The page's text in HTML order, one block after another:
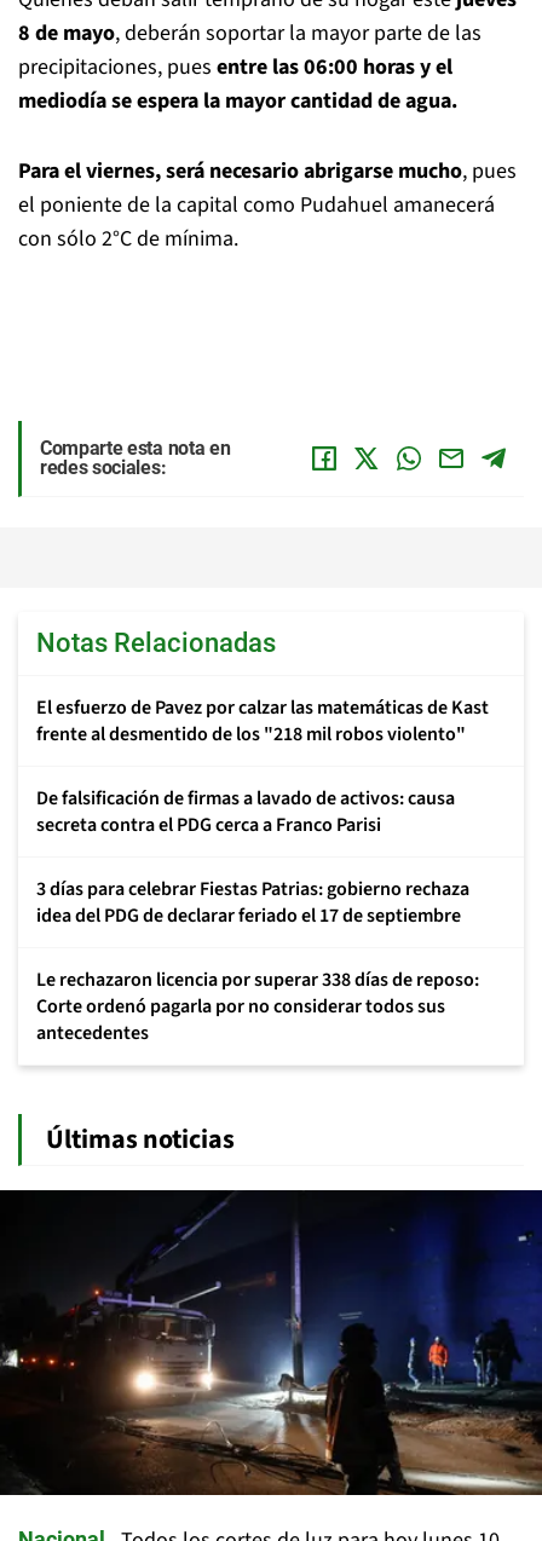
8 de mayo, deberán soportar la mayor parte de las
precipitaciones, pues entre las 06:00 horas y el
mediodía se espera la mayor cantidad de agua.
Para el viernes, será necesario abrigarse mucho, pues
el poniente de la capital como Pudahuel amanecerá
con sólo 2°C de mínima.
Comparte esta nota en
redes sociales:
Notas Relacionadas
El esfuerzo de Pavez por calzar las matemáticas de Kast
frente al desmentido de los "218 mil robos violento"
De falsificación de firmas a lavado de activos: causa
secreta contra el PDG cerca a Franco Parisi
3 días para celebrar Fiestas Patrias: gobierno rechaza
idea del PDG de declarar feriado el 17 de septiembre
Le rechazaron licencia por superar 338 días de reposo:
Corte ordenó pagarla por no considerar todos sus
antecedentes
Últimas noticias